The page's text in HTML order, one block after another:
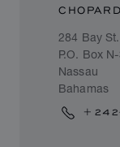
284 Bay St.
P.O. Box
Nassau
Bahamas